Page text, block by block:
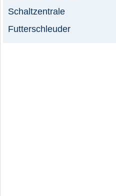
Schaltzentrale
Futterschleuder